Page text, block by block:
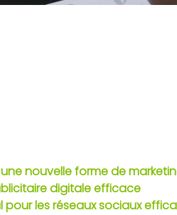
une nouvelle forme de
digitale efficace
pour les réseaux sociaux